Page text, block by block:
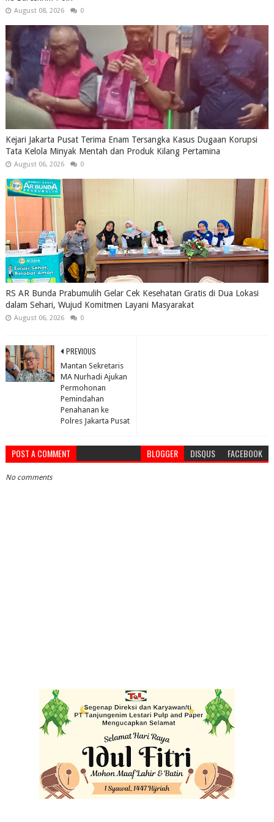
August 08, 2026 0
Kejari Jakarta Pusat Terima Enam Tersangka Kasus Dugaan Korupsi
Tata Kelola Minyak Mentah dan Produk Kilang Pertamina
August 06, 2026 0
RS AR Bunda Prabumulih Gelar Cek Kesehatan Gratis di Dua Lokasi
dalam Sehari, Wujud Komitmen Layani Masyarakat
August 06, 2026 0
PREVIOUS
Mantan Sekretaris
MA Nurhadi Ajukan
Permohonan
Pemindahan
Penahanan ke
Polres Jakarta Pusat
POST A COMMENT BLOGGER DISQUS FACEBOOK
No comments